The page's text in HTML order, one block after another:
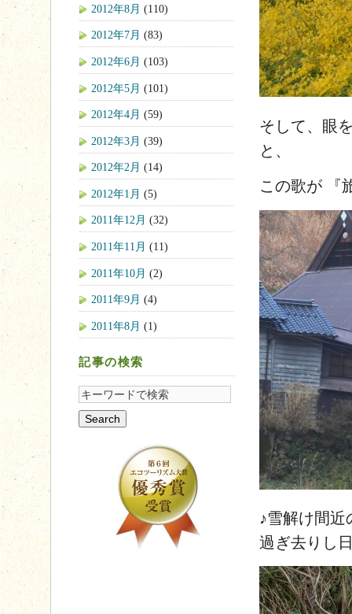
そして、眼
と、
この歌が 『
♪雪解け間近
過ぎ去りし
2012年8月 (110)
2012年7月 (83)
2012年6月 (103)
2012年5月 (101)
2012年4月 (59)
2012年3月 (39)
2012年2月 (14)
2012年1月 (5)
2011年12月 (32)
2011年11月 (11)
2011年10月 (2)
2011年9月 (4)
2011年8月 (1)
記事の検索